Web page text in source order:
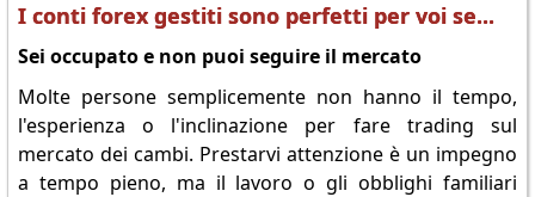
I conti forex gestiti sono perfetti per voi se...
Sei occupato e non puoi seguire il mercato
Molte persone semplicemente non hanno il tempo,
l'esperienza o l'inclinazione per fare trading sul
mercato dei cambi. Prestarvi attenzione è un impegno
a tempo pieno, ma il lavoro o gli obblighi familiari